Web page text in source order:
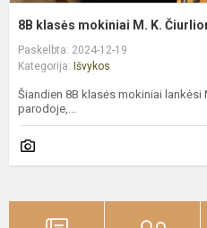
8B klasės mokiniai M. K.
Paskelbta: 2024-12-19
Kategorija: Išvykos
Šiandien 8B klasės mokiniai lankėsi
parodoje,...